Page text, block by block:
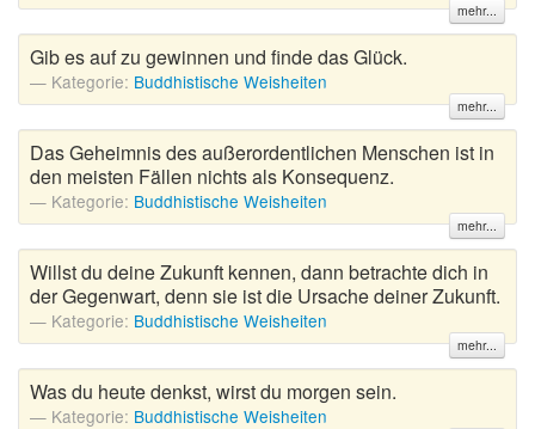
mehr...
Gib es auf zu gewinnen und finde das Glück.
Kategorie: Buddhistische Weisheiten
mehr...
Das Geheimnis des außerordentlichen Menschen ist in
den meisten Fällen nichts als Konsequenz.
Kategorie: Buddhistische Weisheiten
mehr...
Willst du deine Zukunft kennen, dann betrachte dich in
der Gegenwart, denn sie ist die Ursache deiner Zukunft.
Kategorie: Buddhistische Weisheiten
mehr...
Was du heute denkst, wirst du morgen sein.
Kategorie: Buddhistische Weisheiten